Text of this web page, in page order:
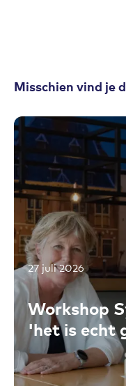
Misschien vind je
Toevoegen aan
27 juli 2026
Workshop
'het is echt